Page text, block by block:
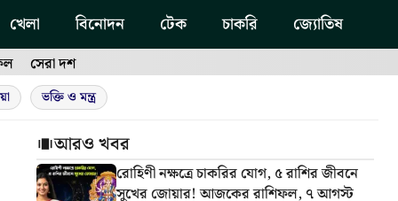
খেলা বিনোদন টেক চাকরি জ্যোতিষ
সেরা দশ
ভক্তি ও মন্ত্র
আরও খবর
রোহিণী নক্ষত্রে চাকরির যোগ, ৫ রাশির জীবনে
সুখের জোয়ার! আজকের রাশিফল, ৭ আগস্ট